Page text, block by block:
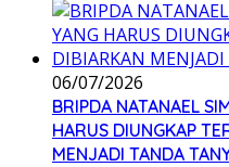
06/07/2026
BRIPDA NATANAEL
HARUS DIUNGKAP
MENJADI TANDA